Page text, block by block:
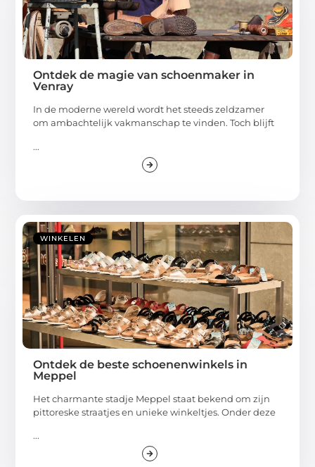
Ontdek de magie van schoenmaker in
Venray
In de moderne wereld wordt het steeds zeldzamer
om ambachtelijk vakmanschap te vinden. Toch blijft
...
WINKELEN
Ontdek de beste schoenenwinkels in
Meppel
Het charmante stadje Meppel staat bekend om zijn
pittoreske straatjes en unieke winkeltjes. Onder deze
...